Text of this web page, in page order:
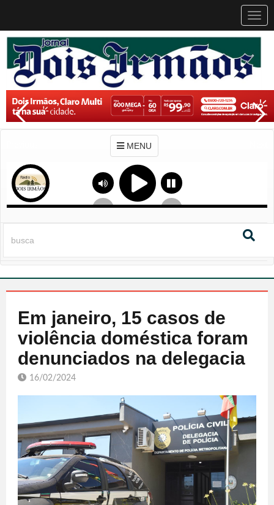
MENU
Em janeiro, 15 casos de
violência doméstica foram
denunciados na delegacia
16/02/2024